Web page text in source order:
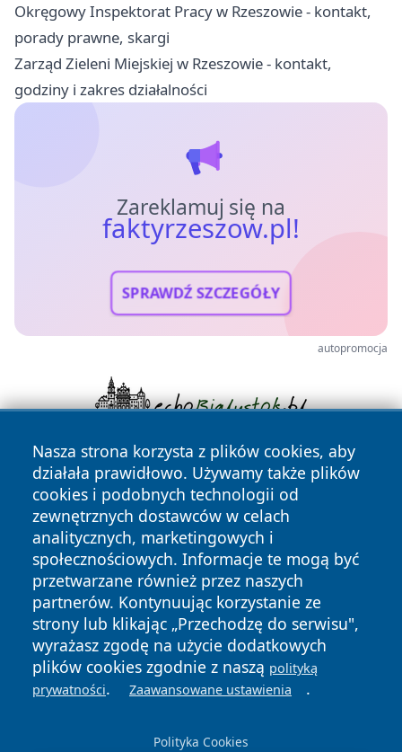
Okręgowy Inspektorat Pracy w Rzeszowie - kontakt,
porady prawne, skargi
Zarząd Zieleni Miejskiej w Rzeszowie - kontakt,
godziny i zakres działalności
Zareklamuj się na
faktyrzeszow.pl!
SPRAWDŹ SZCZEGÓŁY
autopromocja
Nasza strona korzysta z plików cookies, aby
działała prawidłowo. Używamy także plików
cookies i podobnych technologii od
zewnętrznych dostawców w celach
analitycznych, marketingowych i
społecznościowych. Informacje te mogą być
przetwarzane również przez naszych
partnerów. Kontynuując korzystanie ze
strony lub klikając „Przechodzę do serwisu",
wyrażasz zgodę na użycie dodatkowych
plików cookies zgodnie z naszą polityką
prywatności. Zaawansowane ustawienia .
Polityka Cookies
Copyright © 2026 faktyrzeszow.pl Wszystkie prawa
zastrzeżone.
News Autorzy
Polityka
Prywatności
Polityka
Cookies